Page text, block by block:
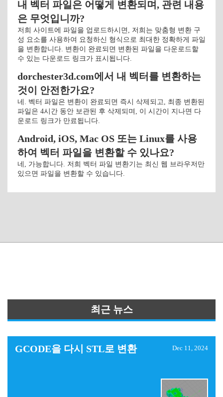
내 벡터 파일은 어떻게 변환되며, 관련 내용
은 무엇입니까?
저희 사이트에 파일을 업로드하시면, 저희는 맞춤형 변환 구
성 요소를 사용하여 요청하신 형식으로 최대한 정확하게 파일
을 변환합니다. 변환이 완료되면 변환된 파일을 다운로드할
수 있는 다운로드 링크가 표시됩니다.
dorchester3d.com에서 내 벡터를 변환하는
것이 안전한가요?
네. 벡터 파일은 변환이 완료되면 즉시 삭제되고, 최종 변환된
파일은 4시간 동안 보관된 후 삭제되며, 이 시간이 지나면 다
운로드 링크가 만료됩니다.
Android, iOS, Mac OS 또는 Linux를 사용
하여 벡터 파일을 변환할 수 있나요?
네, 가능합니다. 저희 벡터 파일 변환기는 최신 웹 브라우저만
있으면 파일을 변환할 수 있습니다.
최근 뉴스
GCODE을 다시 STL로 변환 Dec 11, 2024